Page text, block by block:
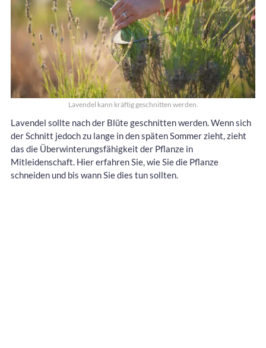
Lavendel kann kräftig geschnitten werden.
Lavendel sollte nach der Blüte geschnitten werden. Wenn sich
der Schnitt jedoch zu lange in den späten Sommer zieht, zieht
das die Überwinterungsfähigkeit der Pflanze in
Mitleidenschaft. Hier erfahren Sie, wie Sie die Pflanze
schneiden und bis wann Sie dies tun sollten.